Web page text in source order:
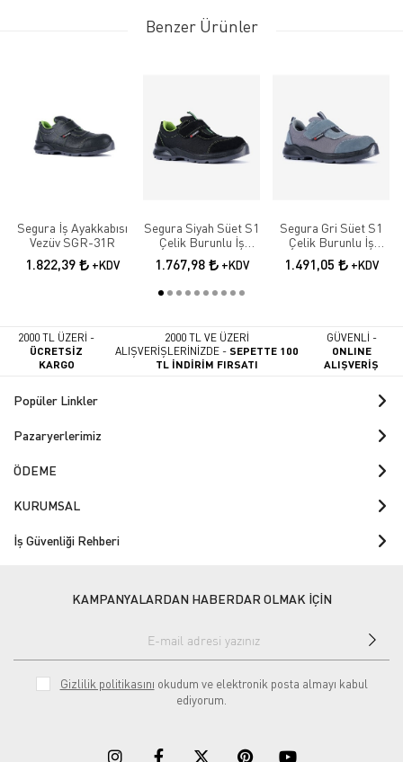
Benzer Ürünler
Segura İş Ayakkabısı
Vezüv SGR-31R
1.822,39 +KDV
Segura Siyah Süet S1
Çelik Burunlu İş
Güvenlik Ayakkabısı
SGR-52
1.767,98 +KDV
Segura Gri Süet S1
Çelik Burunlu İş
Güvenlik Ayakkabısı
SGR-51
1.491,05 +KDV
2000 TL ÜZERİ -
ÜCRETSİZ
KARGO
2000 TL VE ÜZERİ
ALIŞVERİŞLERİNİZDE -SEPETTE 100
TL İNDİRİM FIRSATI
GÜVENLİ -
ONLINE
ALIŞVERİŞ
Popüler Linkler
Pazaryerlerimiz
ÖDEME
KURUMSAL
İş Güvenliği Rehberi
KAMPANYALARDAN HABERDAR OLMAK İÇİN
Gizlilik politikasını okudum ve elektronik posta almayı kabul
ediyorum.